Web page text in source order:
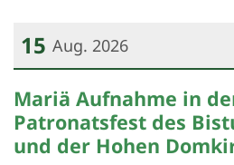
15 Aug. 2026
Datum: 15. August 2026
Mariä Aufnahme in
Patronatsfest des
und der Hohen